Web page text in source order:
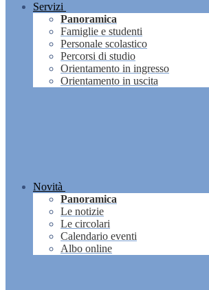
Servizi
Panoramica
Famiglie e studenti
Personale scolastico
Percorsi di studio
Orientamento in ingresso
Orientamento in uscita
Novità
Panoramica
Le notizie
Le circolari
Calendario eventi
Albo online